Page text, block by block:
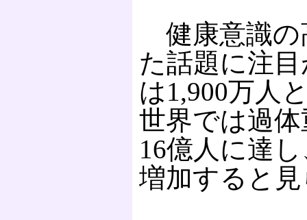
健康意識の
た話題に注
は1,900万人
世界では過
16億人に達
増加すると